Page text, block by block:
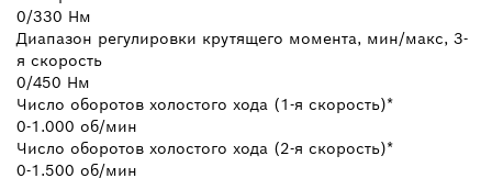
0/330 Нм
Диапазон регулировки крутящего момента, мин/макс, 3-
я скорость
0/450 Нм
Число оборотов холостого хода (1-я скорость)*
0-1.000 об/мин
Число оборотов холостого хода (2-я скорость)*
0-1.500 об/мин